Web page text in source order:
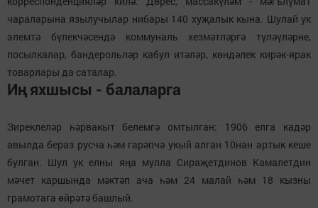
чараларына язылучылар нибары 140 хуҗалык кына. Шулай ук
элемтә бүлекчәсендә коммуналь хезмәтләргә түләүләрне,
посылкалар, бандерольләр кабул итәләр, көндәлек кирәк-ярак
товарлары да саталар.
Иң яхшысы - балаларга
Зиреклеләр һәрвакыт белемгә омтылган: 1906 елга кадәр
авылда бераз русча һәм гарәпчә укый алган 10нан артык кеше
булган. Шул ук елны яңа мулла Сираҗетдинов Камалетдин
мәчет каршында мәктәп ача һәм 24 малай һәм 18 кызны
грамотага өйрәтә башлый.